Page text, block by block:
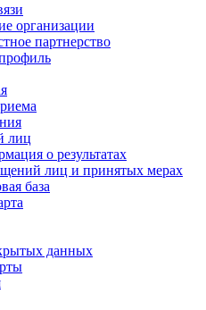
организации
партнерство
лиц
о результатах
лиц и принятых мерах
база
данных